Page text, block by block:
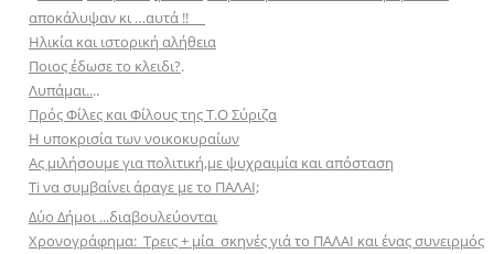
αποκάλυψαν κι …αυτά !!
Ηλικία και ιστορική αλήθεια
Ποιος έδωσε το κλειδι?.
Λυπάμαι....
Πρός Φίλες και Φίλους της Τ.Ο Σύριζα
Η υποκρισία των νοικοκυραίων
Aς μιλήσουμε για πολιτική,με ψυχραιμία και απόσταση
Ti να συμβαίνει άραγε με το ΠΑΛΑΙ;
Δύο Δήμοι ...διαβουλεύονται
Χρονογράφημα: Τρεις + μία σκηνές γιά το ΠΑΛΑΙ και ένας συνειρμός